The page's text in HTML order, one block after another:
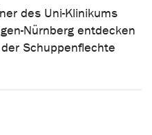
des Uni-Klinikums
Nürnberg entdecken
Schuppenflechte